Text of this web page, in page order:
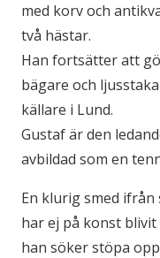
med korv och
två hästar.
Han fortsätter att
bägare och
källare i Lund.
Gustaf är den
avbildad som en
En klurig smed ifrån
har ej på konst
han söker stöpa opp